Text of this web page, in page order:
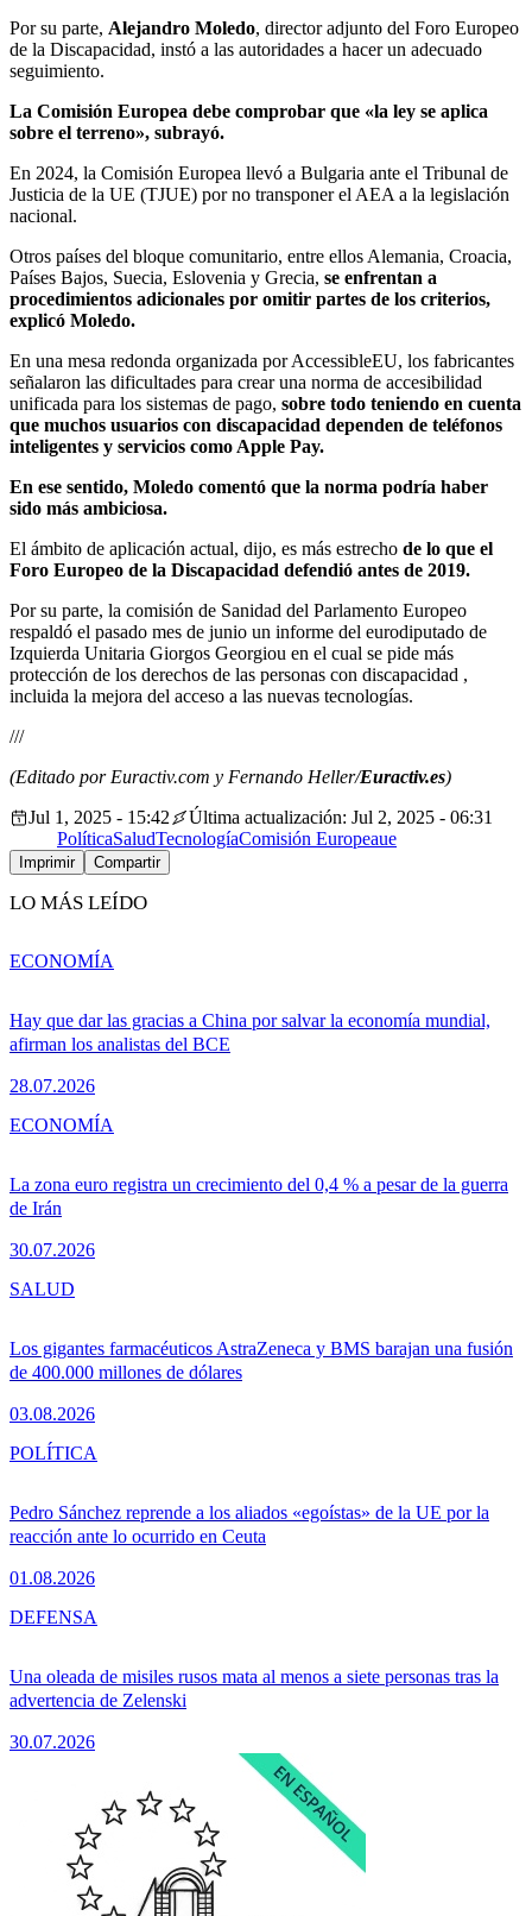
Por su parte, Alejandro Moledo, director adjunto del Foro Europeo
de la Discapacidad, instó a las autoridades a hacer un adecuado
seguimiento.
La Comisión Europea debe comprobar que «la ley se aplica
sobre el terreno», subrayó.
En 2024, la Comisión Europea llevó a Bulgaria ante el Tribunal de
Justicia de la UE (TJUE) por no transponer el AEA a la legislación
nacional.
Otros países del bloque comunitario, entre ellos Alemania, Croacia,
Países Bajos, Suecia, Eslovenia y Grecia, se enfrentan a
procedimientos adicionales por omitir partes de los criterios,
explicó Moledo.
En una mesa redonda organizada por AccessibleEU, los fabricantes
señalaron las dificultades para crear una norma de accesibilidad
unificada para los sistemas de pago, sobre todo teniendo en cuenta
que muchos usuarios con discapacidad dependen de teléfonos
inteligentes y servicios como Apple Pay.
En ese sentido, Moledo comentó que la norma podría haber
sido más ambiciosa.
El ámbito de aplicación actual, dijo, es más estrecho de lo que el
Foro Europeo de la Discapacidad defendió antes de 2019.
Por su parte, la comisión de Sanidad del Parlamento Europeo
respaldó el pasado mes de junio un informe del eurodiputado de
Izquierda Unitaria Giorgos Georgiou en el cual se pide más
protección de los derechos de las personas con discapacidad ,
incluida la mejora del acceso a las nuevas tecnologías.
///
(Editado por Euractiv.com y Fernando Heller/Euractiv.es)
Jul 1, 2025 - 15:42
Última actualización: Jul 2, 2025 - 06:31
PolíticaSaludTecnologíaComisión Europeaue
Imprimir Compartir
LO MÁS LEÍDO
Hay que dar las gracias a China por salvar la economía mundial,
afirman los analistas del BCE
28.07.2026
ECONOMÍA
La zona euro registra un crecimiento del 0,4 % a pesar de la guerra
de Irán
30.07.2026
ECONOMÍA
Los gigantes farmacéuticos AstraZeneca y BMS barajan una fusión
de 400.000 millones de dólares
03.08.2026
SALUD
Pedro Sánchez reprende a los aliados «egoístas» de la UE por la
reacción ante lo ocurrido en Ceuta
01.08.2026
POLÍTICA
Una oleada de misiles rusos mata al menos a siete personas tras la
advertencia de Zelenski
30.07.2026
DEFENSA